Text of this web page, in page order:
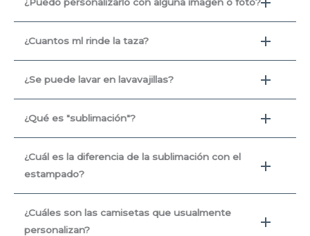
¿Cuantos ml rinde la taza?
¿Se puede lavar en lavavajillas?
¿Qué es "sublimación"?
¿Cuál es la diferencia de la sublimación con el
estampado?
¿Cuáles son las camisetas que usualmente
personalizan?